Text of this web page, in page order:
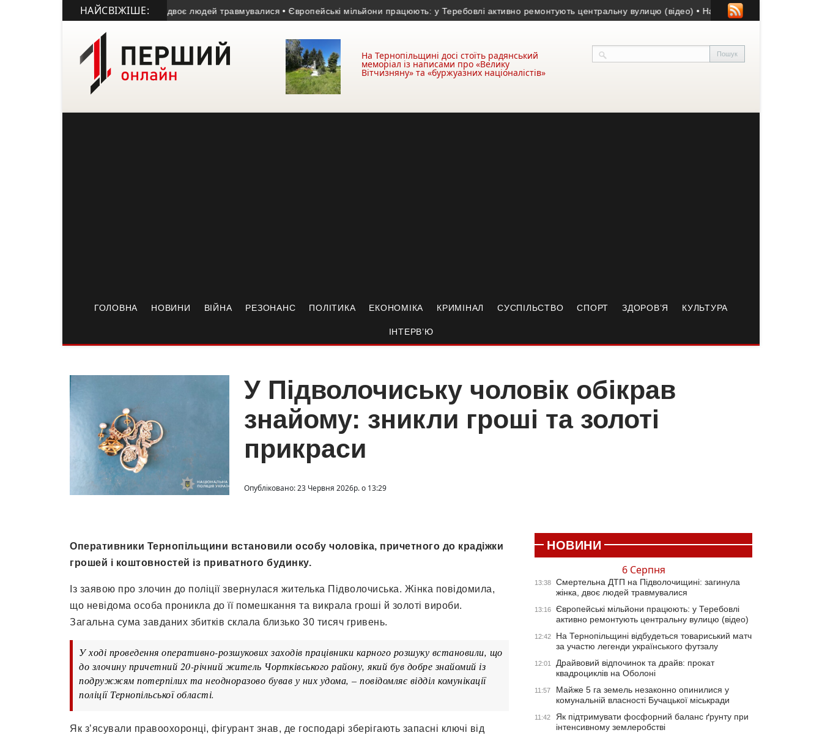
НАЙСВІЖІШЕ:
загинула жінка, двоє людей травмувалися • Європейські мільйони працюють: у Теребовлі активно ремонтують центральну вулицю (відео) • На Тернопільщині відбудеться
На Тернопільщині досі стоїть радянський
меморіал із написами про «Велику
Вітчизняну» та «буржуазних націоналістів»
ГОЛОВНА НОВИНИ ВІЙНА РЕЗОНАНС ПОЛІТИКА ЕКОНОМІКА КРИМІНАЛ СУСПІЛЬСТВО СПОРТ ЗДОРОВ’Я КУЛЬТУРА
ІНТЕРВ’Ю
У Підволочиську чоловік обікрав
знайому: зникли гроші та золоті
прикраси
Опубліковано: 23 Червня 2026р. о 13:29
Оперативники Тернопільщини встановили особу чоловіка, причетного до крадіжки
грошей і коштовностей із приватного будинку.
Із заявою про злочин до поліції звернулася жителька Підволочиська. Жінка повідомила,
що невідома особа проникла до її помешкання та викрала гроші й золоті вироби.
Загальна сума завданих збитків склала близько 30 тисяч гривень.
У ході проведення оперативно-розшукових заходів працівники карного розшуку встановили, що
до злочину причетний 20-річний житель Чортківського району, який був добре знайомий із
подружжям потерпілих та неодноразово бував у них удома, – повідомляє відділ комунікації
поліції Тернопільської області.
Як з’ясували правоохоронці, фігурант знав, де господарі зберігають запасні ключі від
НОВИНИ
6 Серпня
13:38
Смертельна ДТП на Підволочищині: загинула
жінка, двоє людей травмувалися
13:16
Європейські мільйони працюють: у Теребовлі
активно ремонтують центральну вулицю (відео)
12:42
На Тернопільщині відбудеться товариський матч
за участю легенди українського футзалу
12:01
Драйвовий відпочинок та драйв: прокат
квадроциклів на Оболоні
11:57
Майже 5 га земель незаконно опинилися у
комунальній власності Бучацької міськради
11:42
Як підтримувати фосфорний баланс ґрунту при
інтенсивному землеробстві